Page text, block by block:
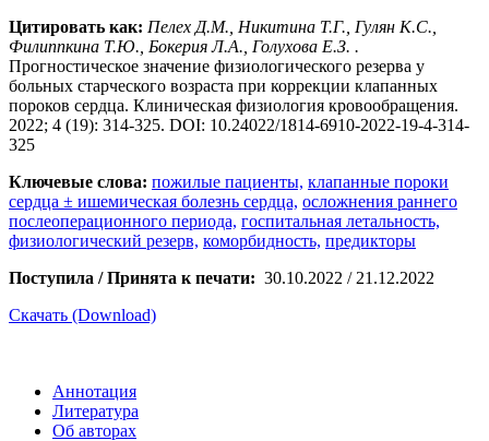
Цитировать как: Пелех Д.М., Никитина Т.Г., Гулян К.С.,
Филиппкина Т.Ю., Бокерия Л.А., Голухова Е.З. .
Прогностическое значение физиологического резерва у
больных старческого возраста при коррекции клапанных
пороков сердца. Клиническая физиология кровообращения.
2022; 4 (19): 314-325. DOI: 10.24022/1814-6910-2022-19-4-314-
325
Ключевые слова: пожилые пациенты, клапанные пороки
сердца ± ишемическая болезнь сердца, осложнения раннего
послеоперационного периода, госпитальная летальность,
физиологический резерв, коморбидность, предикторы
Поступила / Принята к печати: 30.10.2022 / 21.12.2022
Скачать (Download)
Аннотация
Литература
Об авторах